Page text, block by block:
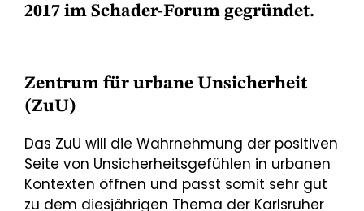
2017 im Schader-Forum gegründet.
Zentrum für urbane Unsicherheit
(ZuU)
Das ZuU will die Wahrnehmung der positiven
Seite von Unsicherheitsgefühlen in urbanen
Kontexten öffnen und passt somit sehr gut
zu dem diesjährigen Thema der Karlsruher